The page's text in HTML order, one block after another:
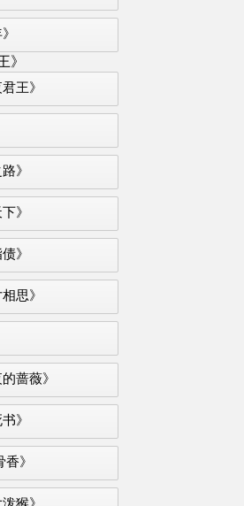
》
王》
》
》
》
思》
蔷薇》
》
》